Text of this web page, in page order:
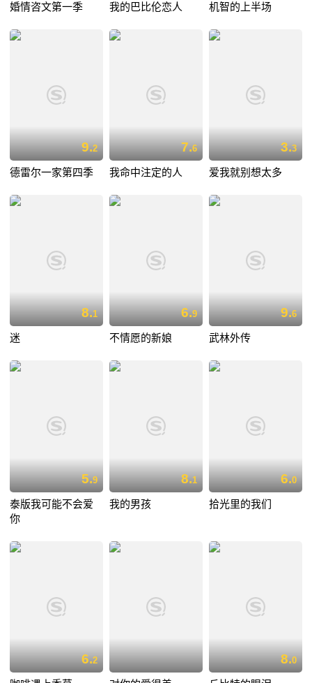
婚情咨文第一季 我的巴比伦恋人 机智的上半场
9.2
德雷尔一家第四季
7.6
我命中注定的人
3.3
爱我就别想太多
8.1
迷
6.9
不情愿的新娘
9.6
武林外传
5.9
泰版我可能不会爱
你
8.1
我的男孩
6.0
拾光里的我们
6.2 8.0